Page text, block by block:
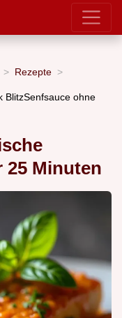
Rezepte
BlitzSenfsauce ohne
25 Minuten